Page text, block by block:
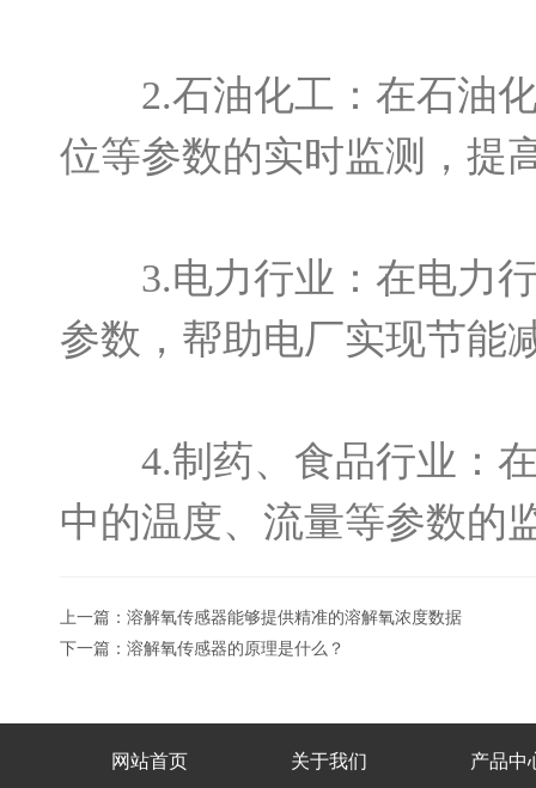
2.石油化工：在石油化
位等参数的实时监测，提
3.电力行业：在电力行
参数，帮助电厂实现节能
4.制药、食品行业：在
中的温度、流量等参数的
上一篇： 溶解氧传感器能够提供精准的溶解氧浓度数据
下一篇： 溶解氧传感器的原理是什么？
网站首页 关于我们 产品中